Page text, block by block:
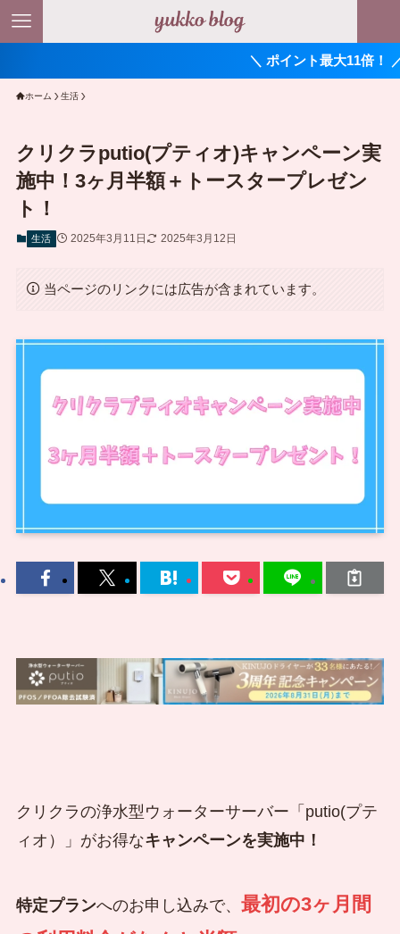
＼ ポイント最大11倍！ ／
ホーム 生活
クリクラputio(プティオ)キャンペーン実
施中！3ヶ月半額＋トースタープレゼン
ト！
生活 2025年3月11日 2025年3月12日
当ページのリンクには広告が含まれています。
クリクラの浄水型ウォーターサーバー「putio(プテ
ィオ）」がお得なキャンペーンを実施中！
特定プランへのお申し込みで、 最初の3ヶ月間